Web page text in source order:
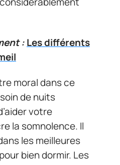
:Les différents
moral dans ce
de nuits
votre
la somnolence. Il
les meilleures
bien dormir. Les